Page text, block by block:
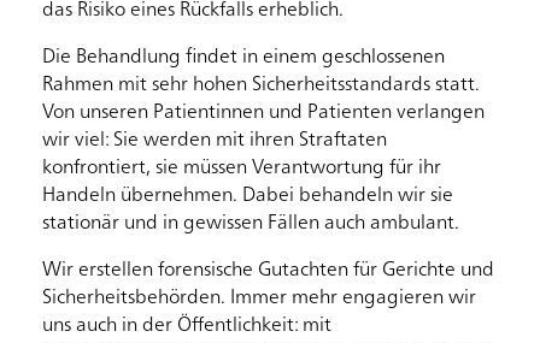
das Risiko eines Rückfalls erheblich.
Die Behandlung findet in einem geschlossenen
Rahmen mit sehr hohen Sicherheitsstandards statt.
Von unseren Patientinnen und Patienten verlangen
wir viel: Sie werden mit ihren Straftaten
konfrontiert, sie müssen Verantwortung für ihr
Handeln übernehmen. Dabei behandeln wir sie
stationär und in gewissen Fällen auch ambulant.
Wir erstellen forensische Gutachten für Gerichte und
Sicherheitsbehörden. Immer mehr engagieren wir
uns auch in der Öffentlichkeit: mit